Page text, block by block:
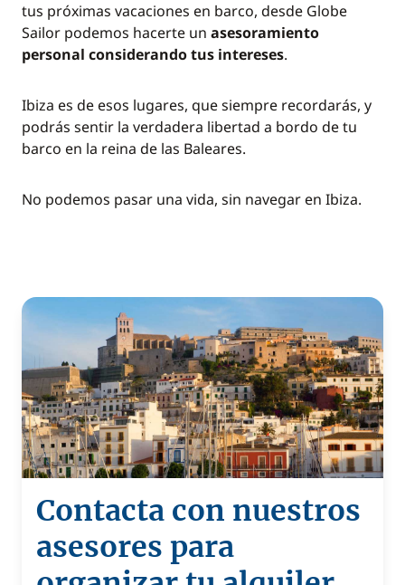
tus próximas vacaciones en barco, desde Globe
Sailor podemos hacerte un asesoramiento
personal considerando tus intereses.
Ibiza es de esos lugares, que siempre recordarás, y
podrás sentir la verdadera libertad a bordo de tu
barco en la reina de las Baleares.
No podemos pasar una vida, sin navegar en Ibiza.
Contacta con nuestros
asesores para